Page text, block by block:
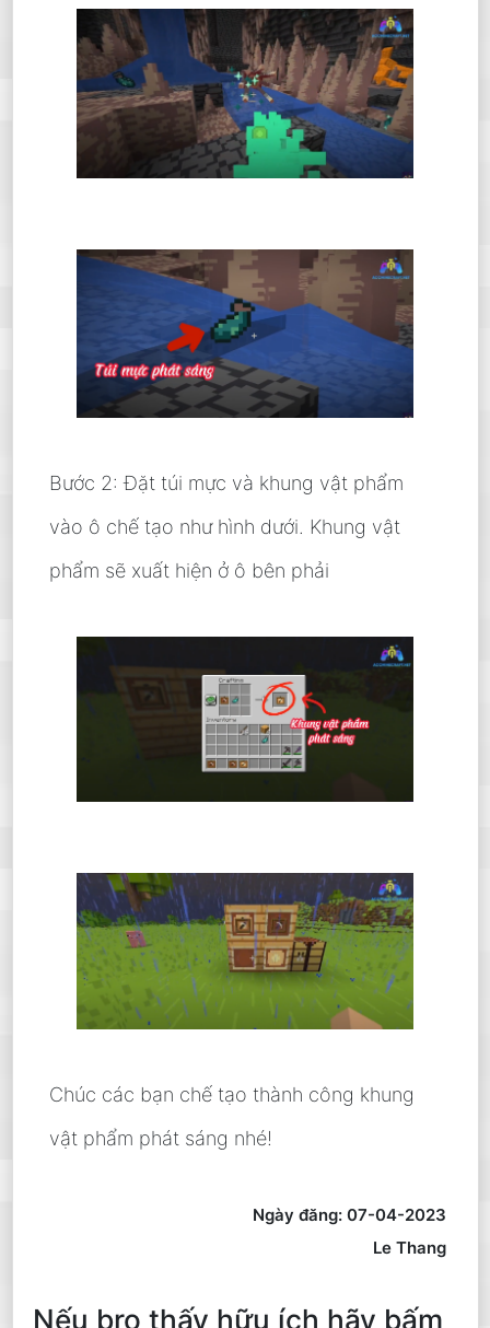
Bước 2: Đặt túi mực và khung vật phẩm
vào ô chế tạo như hình dưới. Khung vật
phẩm sẽ xuất hiện ở ô bên phải
Chúc các bạn chế tạo thành công khung
vật phẩm phát sáng nhé!
Ngày đăng: 07-04-2023
Le Thang
Nếu bro thấy hữu ích hãy bấm